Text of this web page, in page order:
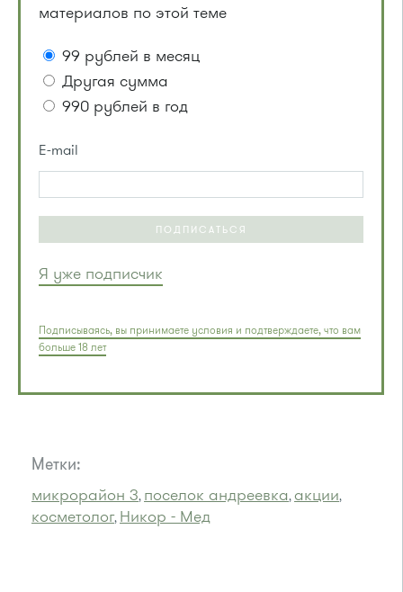
материалов по этой теме
99 рублей в месяц
Другая сумма
990 рублей в год
E-mail
ПОДПИСАТЬСЯ
Я уже подписчик
Подписываясь, вы принимаете условия и подтверждаете, что вам
больше 18 лет
Метки:
микрорайон 3, поселок андреевка,акции,
косметолог, Никор - Мед